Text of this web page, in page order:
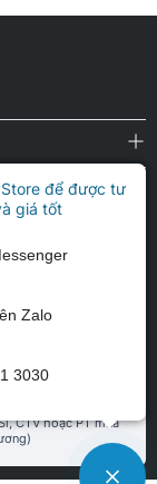
CTV hoặc PT mua
để được tư
giá tốt
Zalo
3030